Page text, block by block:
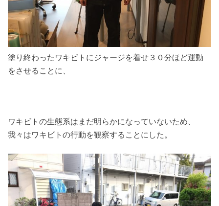
塗り終わったワキビトにジャージを着せ３０分ほど運動
をさせることに、
ワキビトの生態系はまだ明らかになっていないため、
我々はワキビトの行動を観察することにした。